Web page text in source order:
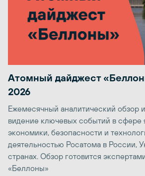
Атомный дайджест
2026
Ежемесячный аналитический обзор
видение ключевых событий в сфере
экономики, безопасности и
деятельностью Росатома в России,
странах. Обзор готовится
«Беллоны»